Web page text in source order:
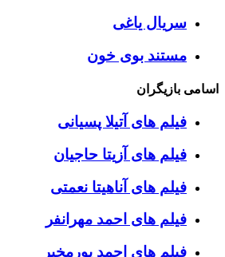
سریال یاغی
مستند بوی خون
اسامی بازیگران
فیلم های آتیلا پسیانی
فیلم های آزیتا حاجیان
فیلم های آناهیتا نعمتی
فیلم های احمد مهرانفر
فیلم های احمد پورمخبر